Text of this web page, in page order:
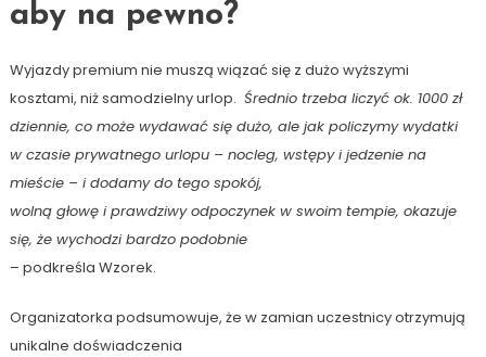
aby na pewno?
Wyjazdy premium nie muszą wiązać się z dużo wyższymi
kosztami, niż samodzielny urlop. Średnio trzeba liczyć ok. 1000 zł
dziennie, co może wydawać się dużo, ale jak policzymy wydatki
w czasie prywatnego urlopu – nocleg, wstępy i jedzenie na
mieście – i dodamy do tego spokój,
wolną głowę i prawdziwy odpoczynek w swoim tempie, okazuje
się, że wychodzi bardzo podobnie
– podkreśla Wzorek.
Organizatorka podsumowuje, że w zamian uczestnicy otrzymują
unikalne doświadczenia